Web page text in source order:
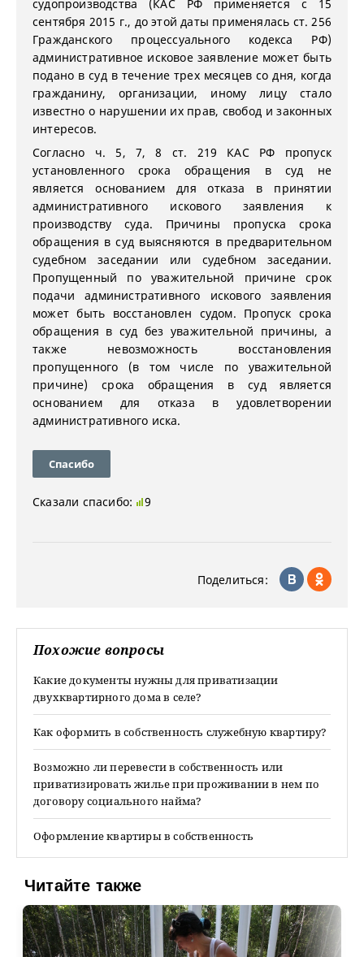
судопроизводства (КАС РФ применяется с 15
сентября 2015 г., до этой даты применялась ст. 256
Гражданского процессуального кодекса РФ)
административное исковое заявление может быть
подано в суд в течение трех месяцев со дня, когда
гражданину, организации, иному лицу стало
известно о нарушении их прав, свобод и законных
интересов.
Согласно ч. 5, 7, 8 ст. 219 КАС РФ пропуск
установленного срока обращения в суд не
является основанием для отказа в принятии
административного искового заявления к
производству суда. Причины пропуска срока
обращения в суд выясняются в предварительном
судебном заседании или судебном заседании.
Пропущенный по уважительной причине срок
подачи административного искового заявления
может быть восстановлен судом. Пропуск срока
обращения в суд без уважительной причины, а
также невозможность восстановления
пропущенного (в том числе по уважительной
причине) срока обращения в суд является
основанием для отказа в удовлетворении
административного иска.
Спасибо
Сказали спасибо: 9
Поделиться:
Похожие вопросы
Какие документы нужны для приватизации
двухквартирного дома в селе?
Как оформить в собственность служебную квартиру?
Возможно ли перевести в собственность или
приватизировать жилье при проживании в нем по
договору социального найма?
Оформление квартиры в собственность
Читайте также